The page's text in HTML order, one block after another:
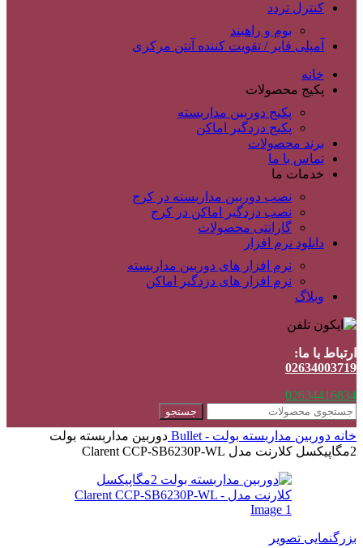
کنترل تردد
بوم و راهبند
آمپلی فایر / تقویت کننده آنتن مرکزی
خانه
پکیج محصولات
پکیج دوربین مداربسته
پکیج دزدگیر اماکن
برند محصولات
تماس با ما
خدمات ما
نصب دوربین مداربسته در کرج
نصب دزدگیر اماکن در کرج
گارانتی محصولات
دانلود نرم افزار
نرم افزار های دوربین مداربسته
نرم افزار های دزدگیر اماکن
وبلاگ
ارتباط با ما:
02634003719
02634416834
جستجو
خانه دوربین مداربسته بولت - Bullet
دوربین مداربسته بولت
2مگاپیکسل کلارنت مدل Clarent CCP-SB6230P-WL
بزرگنمایی تصویر